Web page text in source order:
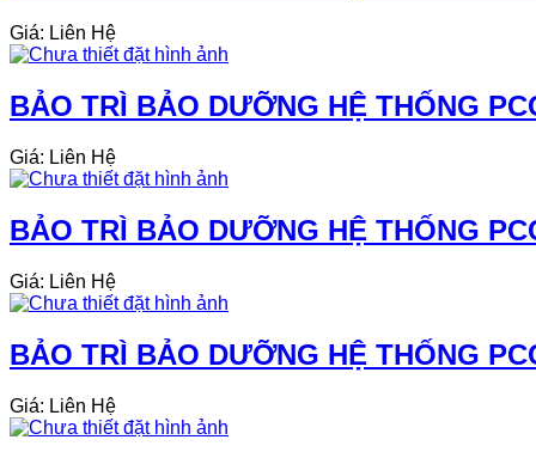
Giá: Liên Hệ
BẢO TRÌ BẢO DƯỠNG HỆ THỐNG
Giá: Liên Hệ
BẢO TRÌ BẢO DƯỠNG HỆ THỐNG
Giá: Liên Hệ
BẢO TRÌ BẢO DƯỠNG HỆ THỐNG
Giá: Liên Hệ